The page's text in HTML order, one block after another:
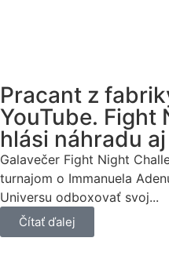
Pracant z
YouTube. Fight
hlási náhradu
Galavečer Fight Night
turnajom o Immanuela
Universu odboxovať svoj...
Čítať ďalej